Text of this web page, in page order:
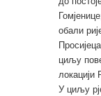
обали
циљу
локацији
У циљу